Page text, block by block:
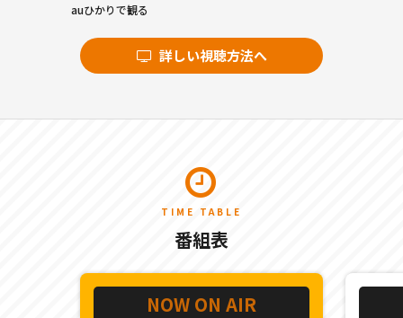
auひかりで観る
詳しい視聴方法へ
TIME TABLE
番組表
NOW ON AIR